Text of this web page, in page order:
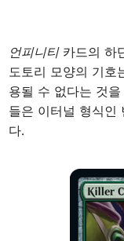
언피니티카드의 하
도토리 모양의 기호
용될 수 없다는 것
들은 이터널 형식인
다.